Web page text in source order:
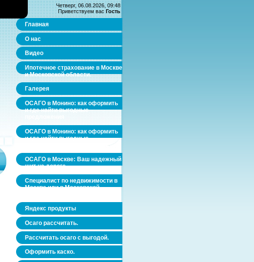
Четверг, 06.08.2026, 09:48
Приветствуем вас Гость
Главная
О нас
Видео
Ипотечное страхование в Москве
и Московской области.
Галерея
ОСАГО в Монино: как оформить
и где найти выгодные
ОСАГО в Монино: как оформить
и где найти выгодные
ОСАГО в Москве: Ваш надежный
щит на дороге
Специалист по недвижимости в
Москве или в Московской
Яндекс продукты
Осаго рассчитать.
Рассчитать осаго с выгодой.
Оформить каско.